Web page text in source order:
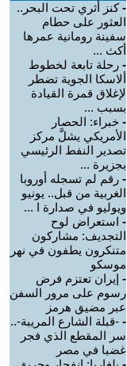
-كنز أثري تحت البحر..
العثور على حطام
سفينة رومانية عمرها
أكث ...
- رحلة تابعة لخطوط
ألاسكا الجوية تضطر
لإغلاق قمرة القيادة
بسبب ...
- خبراء: الحصار
الأمريكي يشلَّ مركز
تصدير النفط الرئيسي
بجزيرة ...
- رقم لم تسجله أوروبا
الغربية من قبل.. يونيو
ويوليو في صدارة ا ...
- استعراض لوح
التجديف: مشاركون
متنكرون يطفون في نهر
موسكو
- إيران تعتزم فرض
رسوم على مرور السفن
عبر مضيق هرمز
- -قبلة الشارع المريبة-..
سر المقطع الذي فجر
غضبا في مصر